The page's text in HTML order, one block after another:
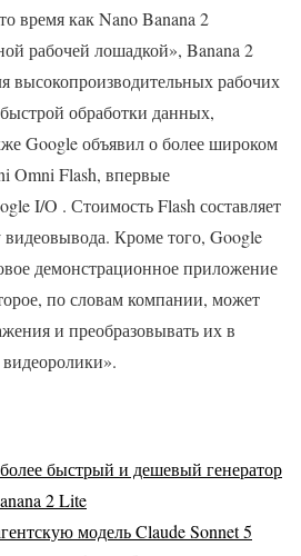
время как Nano Banana 2
рабочей лошадкой», Banana 2
высокопроизводительных рабочих
обработки данных,
Google объявил о более широком
Omni Flash, впервые
I/O . Стоимость Flash составляет
видеовывода. Кроме того, Google
демонстрационное приложение
по словам компании, может
и преобразовывать их в
быстрый и дешевый генератор
2 Lite
модель Claude Sonnet 5